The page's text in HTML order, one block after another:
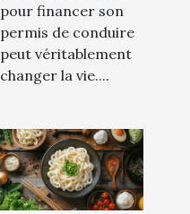
pour financer son
permis de conduire
peut véritablement
changer la vie....